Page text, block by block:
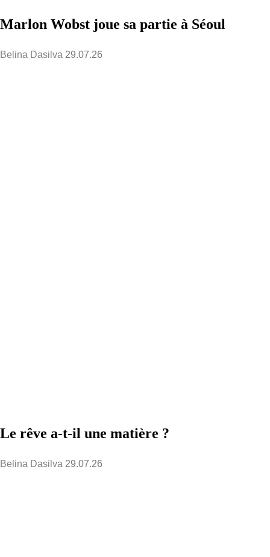
Marlon Wobst joue sa partie à Séoul
Belina Dasilva 29.07.26
Le rêve a-t-il une matière ?
Belina Dasilva 29.07.26